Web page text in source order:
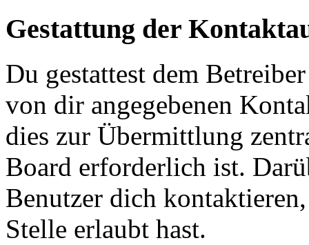
Gestattung der
Du gestattest dem
von dir angegebenen
dies zur Übermittlung
Board erforderlich ist.
Benutzer dich
Stelle erlaubt hast.